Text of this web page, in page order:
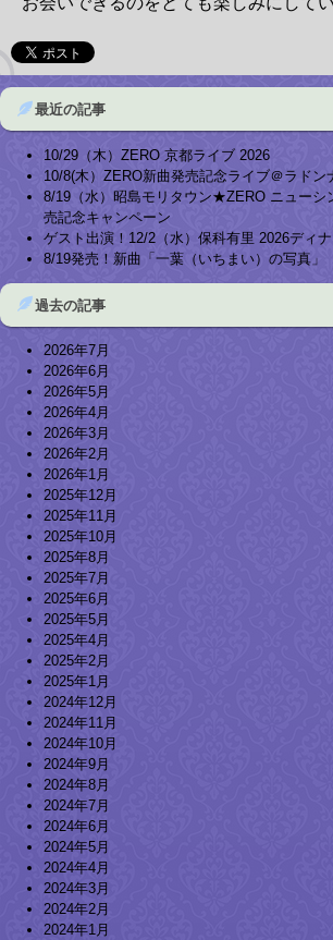
最近の記事
10/29（木）ZERO 京都ライブ 2026
10/8(木）ZERO新曲発売記念ライブ＠ラドン
8/19（水）昭島モリタウン★ZERO ニューシ
売記念キャンペーン
ゲスト出演！12/2（水）保科有里 2026ディ
8/19発売！新曲「一葉（いちまい）の写真」
過去の記事
2026年7月
2026年6月
2026年5月
2026年4月
2026年3月
2026年2月
2026年1月
2025年12月
2025年11月
2025年10月
2025年8月
2025年7月
2025年6月
2025年5月
2025年4月
2025年2月
2025年1月
2024年12月
2024年11月
2024年10月
2024年9月
2024年8月
2024年7月
2024年6月
2024年5月
2024年4月
2024年3月
2024年2月
2024年1月